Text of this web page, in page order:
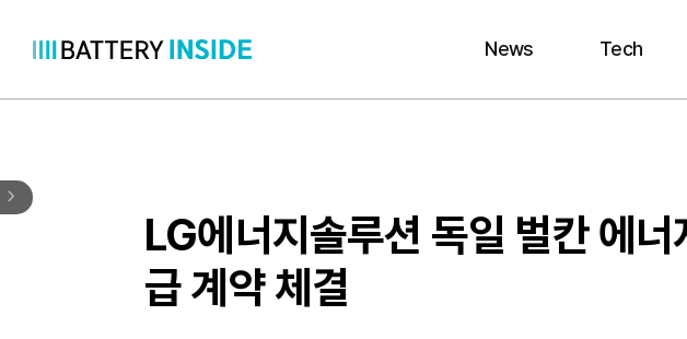
츠
바
로
News Tech
LG에너지솔루션 독일 벌칸 에
급 계약 체결